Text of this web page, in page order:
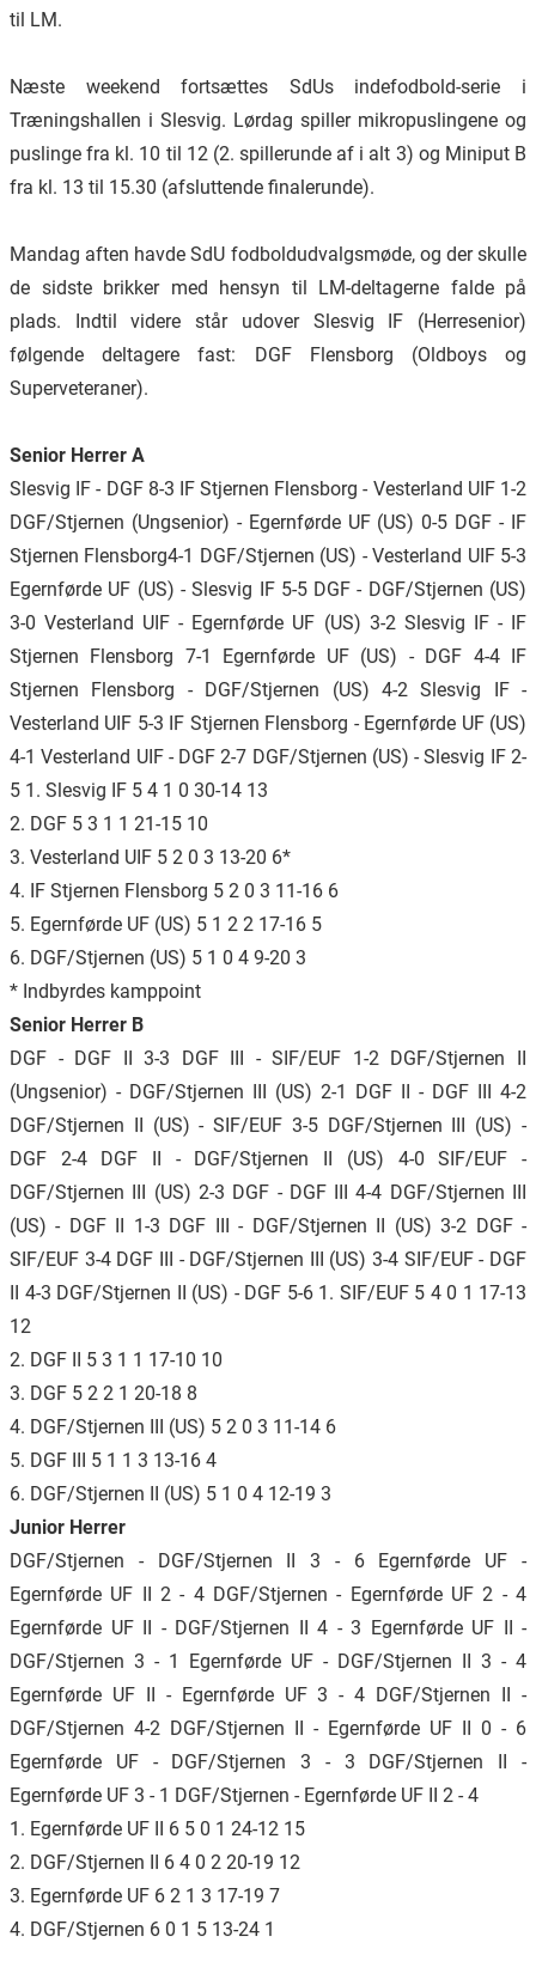
til LM.
Næste weekend fortsættes SdUs indefodbold-serie i
Træningshallen i Slesvig. Lørdag spiller mikropuslingene og
puslinge fra kl. 10 til 12 (2. spillerunde af i alt 3) og Miniput B
fra kl. 13 til 15.30 (afsluttende finalerunde).
Mandag aften havde SdU fodboldudvalgsmøde, og der skulle
de sidste brikker med hensyn til LM-deltagerne falde på
plads. Indtil videre står udover Slesvig IF (Herresenior)
følgende deltagere fast: DGF Flensborg (Oldboys og
Superveteraner).
Senior Herrer A
Slesvig IF - DGF 8-3 IF Stjernen Flensborg - Vesterland UIF 1-2
DGF/Stjernen (Ungsenior) - Egernførde UF (US) 0-5 DGF - IF
Stjernen Flensborg4-1 DGF/Stjernen (US) - Vesterland UIF 5-3
Egernførde UF (US) - Slesvig IF 5-5 DGF - DGF/Stjernen (US)
3-0 Vesterland UIF - Egernførde UF (US) 3-2 Slesvig IF - IF
Stjernen Flensborg 7-1 Egernførde UF (US) - DGF 4-4 IF
Stjernen Flensborg - DGF/Stjernen (US) 4-2 Slesvig IF -
Vesterland UIF 5-3 IF Stjernen Flensborg - Egernførde UF (US)
4-1 Vesterland UIF - DGF 2-7 DGF/Stjernen (US) - Slesvig IF 2-
5 1. Slesvig IF 5 4 1 0 30-14 13
2. DGF 5 3 1 1 21-15 10
3. Vesterland UIF 5 2 0 3 13-20 6*
4. IF Stjernen Flensborg 5 2 0 3 11-16 6
5. Egernførde UF (US) 5 1 2 2 17-16 5
6. DGF/Stjernen (US) 5 1 0 4 9-20 3
* Indbyrdes kamppoint
Senior Herrer B
DGF - DGF II 3-3 DGF III - SIF/EUF 1-2 DGF/Stjernen II
(Ungsenior) - DGF/Stjernen III (US) 2-1 DGF II - DGF III 4-2
DGF/Stjernen II (US) - SIF/EUF 3-5 DGF/Stjernen III (US) -
DGF 2-4 DGF II - DGF/Stjernen II (US) 4-0 SIF/EUF -
DGF/Stjernen III (US) 2-3 DGF - DGF III 4-4 DGF/Stjernen III
(US) - DGF II 1-3 DGF III - DGF/Stjernen II (US) 3-2 DGF -
SIF/EUF 3-4 DGF III - DGF/Stjernen III (US) 3-4 SIF/EUF - DGF
II 4-3 DGF/Stjernen II (US) - DGF 5-6 1. SIF/EUF 5 4 0 1 17-13
12
2. DGF II 5 3 1 1 17-10 10
3. DGF 5 2 2 1 20-18 8
4. DGF/Stjernen III (US) 5 2 0 3 11-14 6
5. DGF III 5 1 1 3 13-16 4
6. DGF/Stjernen II (US) 5 1 0 4 12-19 3
Junior Herrer
DGF/Stjernen - DGF/Stjernen II 3 - 6 Egernførde UF -
Egernførde UF II 2 - 4 DGF/Stjernen - Egernførde UF 2 - 4
Egernførde UF II - DGF/Stjernen II 4 - 3 Egernførde UF II -
DGF/Stjernen 3 - 1 Egernførde UF - DGF/Stjernen II 3 - 4
Egernførde UF II - Egernførde UF 3 - 4 DGF/Stjernen II -
DGF/Stjernen 4-2 DGF/Stjernen II - Egernførde UF II 0 - 6
Egernførde UF - DGF/Stjernen 3 - 3 DGF/Stjernen II -
Egernførde UF 3 - 1 DGF/Stjernen - Egernførde UF II 2 - 4
1. Egernførde UF II 6 5 0 1 24-12 15
2. DGF/Stjernen II 6 4 0 2 20-19 12
3. Egernførde UF 6 2 1 3 17-19 7
4. DGF/Stjernen 6 0 1 5 13-24 1